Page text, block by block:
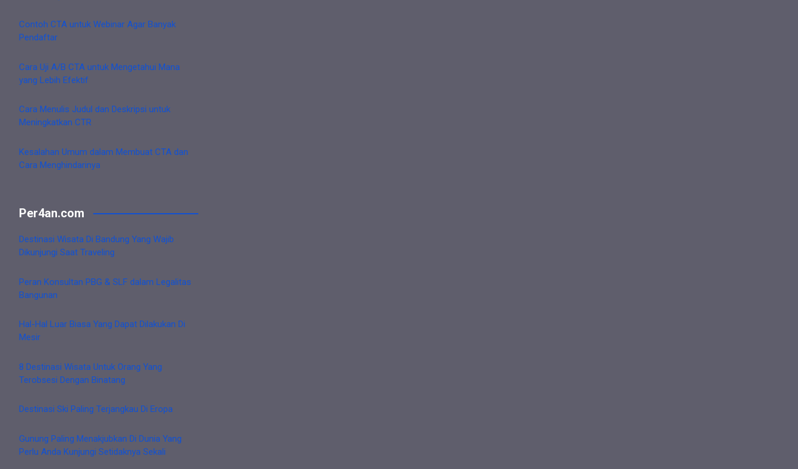
Contoh CTA untuk Webinar Agar Banyak
Pendaftar
Cara Uji A/B CTA untuk Mengetahui Mana
yang Lebih Efektif
Cara Menulis Judul dan Deskripsi untuk
Meningkatkan CTR
Kesalahan Umum dalam Membuat CTA dan
Cara Menghindarinya
Per4an.com
Destinasi Wisata Di Bandung Yang Wajib
Dikunjungi Saat Traveling
Peran Konsultan PBG & SLF dalam Legalitas
Bangunan
Hal-Hal Luar Biasa Yang Dapat Dilakukan Di
Mesir
8 Destinasi Wisata Untuk Orang Yang
Terobsesi Dengan Binatang
Destinasi Ski Paling Terjangkau Di Eropa
Gunung Paling Menakjubkan Di Dunia Yang
Perlu Anda Kunjungi Setidaknya Sekali